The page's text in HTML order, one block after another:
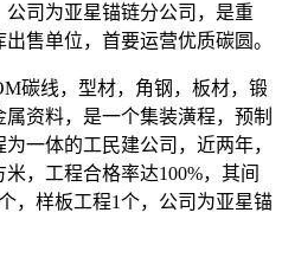
司为亚星锚链分公司，是重
售单位，首要运营优质碳圆。
线，型材，角钢，板材，锻
资料，是一个集装潢程，预制
一体的工民建公司，近两年，
，工程合格率达100%，其间
，样板工程1个，公司为亚星锚